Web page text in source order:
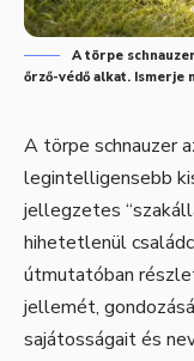
A törpe
őrző-védő alkat. Ismerje
A törpe schnauzer
legintelligensebb
jellegzetes
hihetetlenül
útmutatóban
jellemét,
sajátosságait és